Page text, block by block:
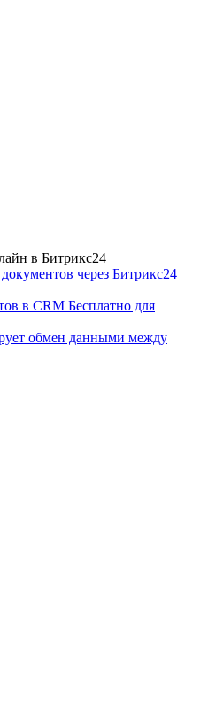
в Битрикс24
через Битрикс24
в CRM Бесплатно для
обмен данными между